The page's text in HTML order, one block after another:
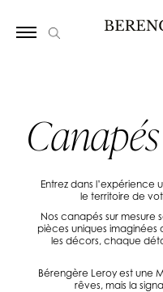
Entrez dans l’expérience
le territoire de
Nos canapés sur mesure
pièces uniques imaginées
les décors, chaque
Bérengère Leroy est une
rêves, mais la